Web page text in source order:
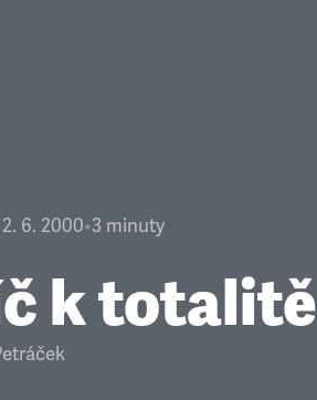
6. 2000•3 minuty
k totalitě